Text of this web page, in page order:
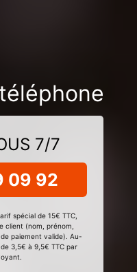
7/7
09 92
spécial de 15€ TTC,
client (nom, prénom,
paiement valide). Au-
3,5€ à 9,5€ TTC par